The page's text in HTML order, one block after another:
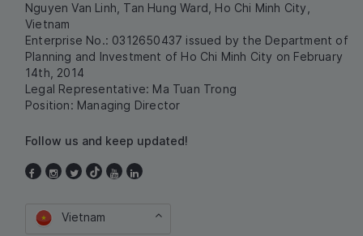
Nguyen Van Linh, Tan Hung Ward, Ho Chi Minh City,
Vietnam
Enterprise No.: 0312650437 issued by the Department of
Planning and Investment of Ho Chi Minh City on February
14th, 2014
Legal Representative: Ma Tuan Trong
Position: Managing Director
Follow us and keep updated!
Vietnam